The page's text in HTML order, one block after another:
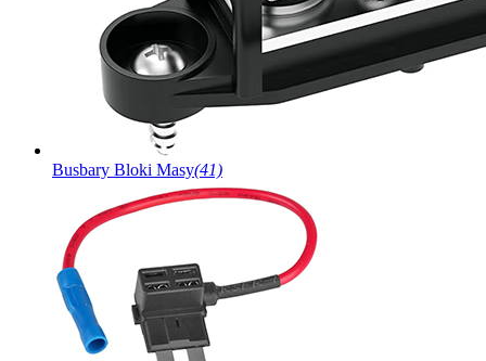
Busbary Bloki Masy(41)